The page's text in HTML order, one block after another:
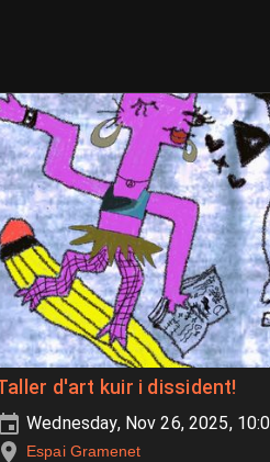
d'art kuir i dissident!
Wednesday, Nov 26, 2025,
Espai Gramenet